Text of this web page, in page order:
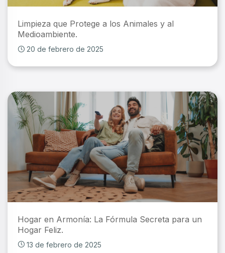
Limpieza que Protege a los Animales y al
Medioambiente.
20 de febrero de 2025
Hogar en Armonía: La Fórmula Secreta para un
Hogar Feliz.
13 de febrero de 2025